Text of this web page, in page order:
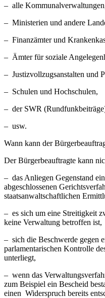
– alle
– Ministerien und andere
– Finanzämter und
– Ämter für soziale
– Justizvollzugsanstalten und
– Schulen und Hochschulen,
– der SWR
– usw.
Wann kann der
Der Bürgerbeauftragte kann
– das Anliegen Gegenstand
abgeschlossenen
staatsanwaltschaftlichen
– es sich um eine Streitigkeit
keine Verwaltung betroffen ist,
– sich die Beschwerde gegen
parlamentarischen Kontrolle
unterliegt,
– wenn das
zum Beispiel ein Bescheid
einen Widerspruch bereits